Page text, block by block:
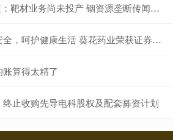
材业务尚未投产 铟资源垄断传闻显著夸大
健康生活 葵花药业荣获证券之星供应链影响力奖
算得太精了
止收购先导电科股权及配套募资计划